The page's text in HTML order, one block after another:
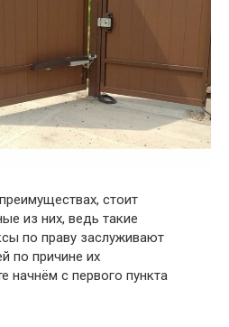
стоит
из них, ведь такие
по праву заслуживают
по причине их
начнём с первого пункта